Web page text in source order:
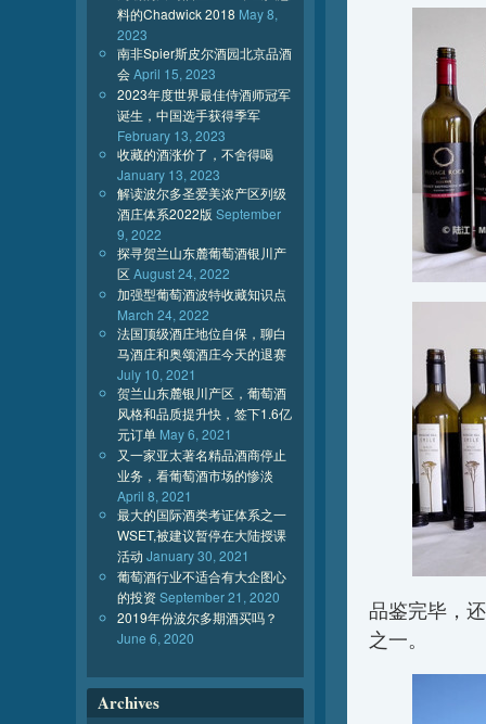
品鉴完毕，
之一。
料的Chadwick 2018 May 8,
2023
南非Spier斯皮尔酒园北京品酒
会April 15, 2023
2023年度世界最佳侍酒师冠军
诞生，中国选手获得季军
February 13, 2023
收藏的酒涨价了，不舍得喝
January 13, 2023
解读波尔多圣爱美浓产区列级
酒庄体系2022版 September
9, 2022
探寻贺兰山东麓葡萄酒银川产
区August 24, 2022
加强型葡萄酒波特收藏知识点
March 24, 2022
法国顶级酒庄地位自保，聊白
马酒庄和奥颂酒庄今天的退赛
July 10, 2021
贺兰山东麓银川产区，葡萄酒
风格和品质提升快，签下1.6亿
元订单 May 6, 2021
又一家亚太著名精品酒商停止
业务，看葡萄酒市场的惨淡
April 8, 2021
最大的国际酒类考证体系之一
WSET,被建议暂停在大陆授课
活动 January 30, 2021
葡萄酒行业不适合有大企图心
的投资September 21, 2020
2019年份波尔多期酒买吗？
June 6, 2020
Archives